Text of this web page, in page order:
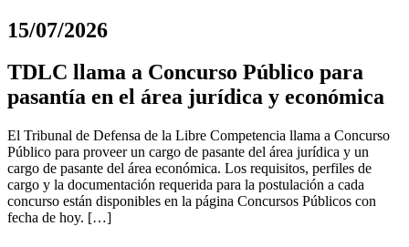
15/07/2026
TDLC llama a Concurso Público para
pasantía en el área jurídica y económica
El Tribunal de Defensa de la Libre Competencia llama a Concurso
Público para proveer un cargo de pasante del área jurídica y un
cargo de pasante del área económica. Los requisitos, perfiles de
cargo y la documentación requerida para la postulación a cada
concurso están disponibles en la página Concursos Públicos con
fecha de hoy. […]